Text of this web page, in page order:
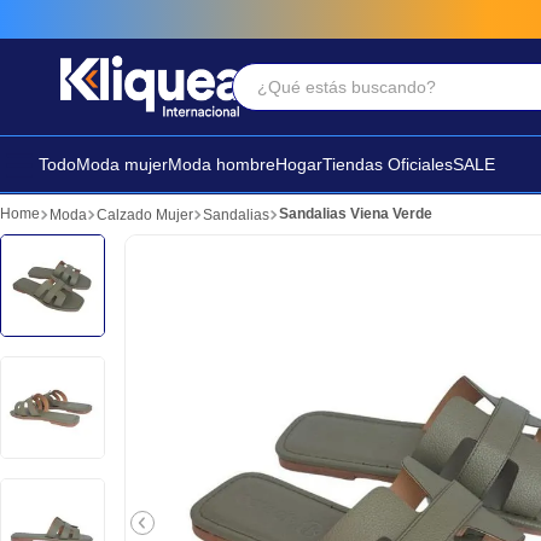
¿Qué estás buscando?
TodoModa mujerModa hombreHogarTiendas OficialesSALE
Moda Calzado Mujer Sandalias Sandalias Viena Verde
Términos Más Buscados
2. sandalia